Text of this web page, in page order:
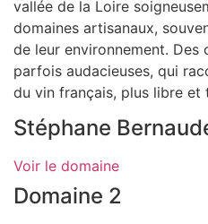
vallée de la Loire
domaines artisanaux,
de leur environnement. Des
parfois audacieuses, qui
du vin français, plus libre et
Stéphane
Voir le domaine
Domaine 2